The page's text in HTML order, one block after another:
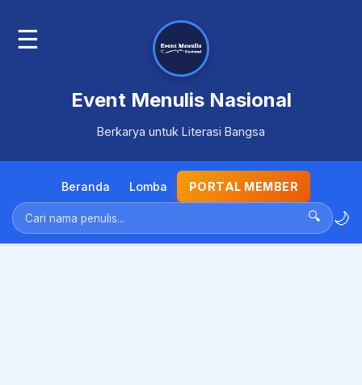
☰
Event Menulis Nasional
Berkarya untuk Literasi Bangsa
Beranda Lomba PORTAL MEMBER
🔍 🌙